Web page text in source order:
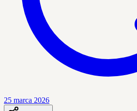
25 marca 2026